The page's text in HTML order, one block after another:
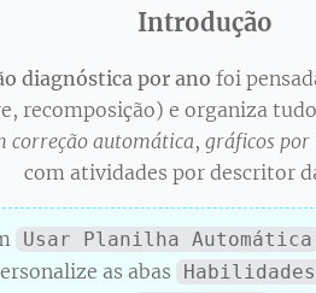
Introdução
diagnóstica por ano foi
recomposição) e organiza
correção automática, gráficos
com atividades por descritor
Usar Planilha Automática
as abas
Habilidades